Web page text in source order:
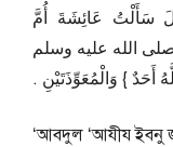
سَأَلْتُ عَائِشَةَ أُمَّ
الله عليه وسلم
أَحَدٌ ‏}‏ وَالْمُعَوِّذَتَيْنِ ‏.‏
‘আবদুল ‘আযীয ইবনু